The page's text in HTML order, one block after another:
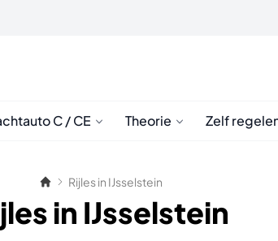
C / CE Theorie Zelf
Rijles in IJsselstein
in IJsselstein